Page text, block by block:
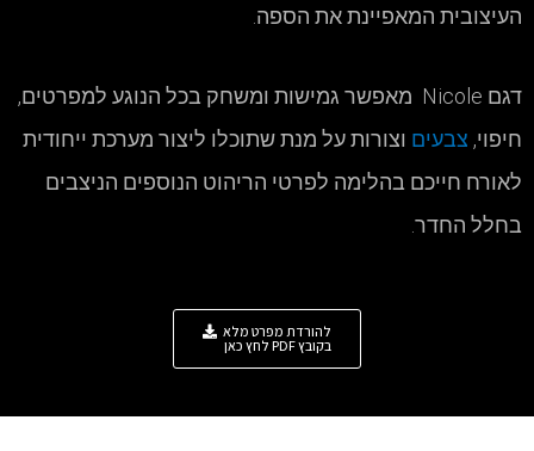
העיצובית המאפיינת את הספה.
דגם Nicole מאפשר גמישות ומשחק בכל הנוגע למפרטים,
חיפוי, צבעים וצורות על מנת שתוכלו ליצור מערכת ייחודית
לאורח חייכם בהלימה לפרטי הריהוט הנוספים הניצבים
בחלל החדר.
להורדת מפרט מלא
בקובץ PDF לחץ כאן